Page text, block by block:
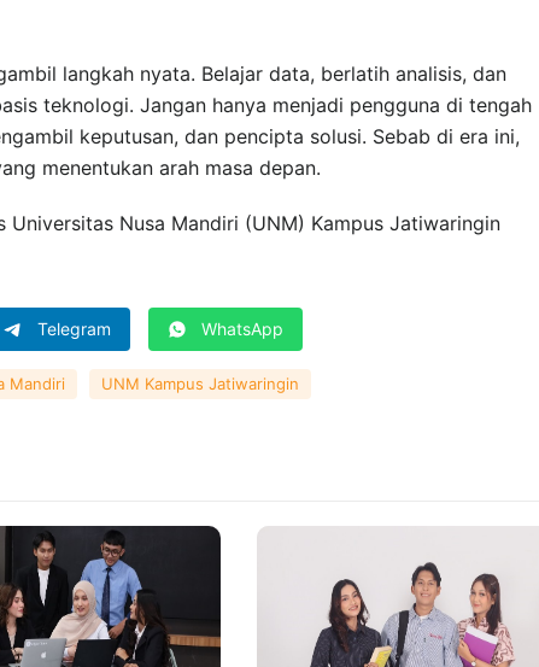
langkah nyata. Belajar data, berlatih analisis, dan
teknologi. Jangan hanya menjadi pengguna di tengah
keputusan, dan pencipta solusi. Sebab di era ini,
menentukan arah masa depan.
Universitas Nusa Mandiri (UNM) Kampus Jatiwaringin
Telegram WhatsApp
Mandiri UNM Kampus Jatiwaringin